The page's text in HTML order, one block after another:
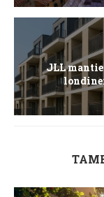
JLL